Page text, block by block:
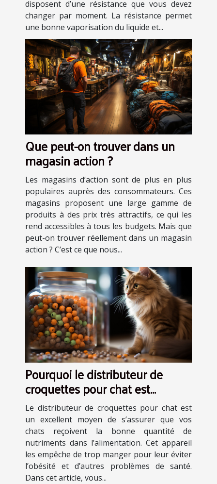
disposent d’une résistance que vous devez
changer par moment. La résistance permet
une bonne vaporisation du liquide et...
Que peut-on trouver dans un
magasin action ?
Les magasins d’action sont de plus en plus
populaires auprès des consommateurs. Ces
magasins proposent une large gamme de
produits à des prix très attractifs, ce qui les
rend accessibles à tous les budgets. Mais que
peut-on trouver réellement dans un magasin
action ? C’est ce que nous...
Pourquoi le distributeur de
croquettes pour chat est
indispensable?
Le distributeur de croquettes pour chat est
un excellent moyen de s’assurer que vos
chats reçoivent la bonne quantité de
nutriments dans l’alimentation. Cet appareil
les empêche de trop manger pour leur éviter
l’obésité et d’autres problèmes de santé.
Dans cet article, vous...